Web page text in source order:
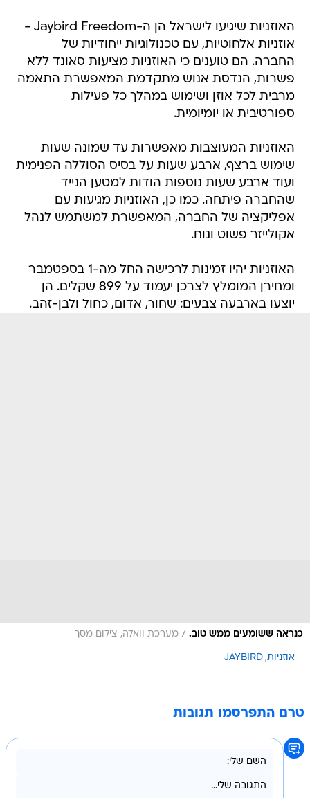
האוזניות שיגיעו לישראל הן ה-Jaybird Freedom -
אוזניות אלחוטיות, עם טכנולוגיות ייחודיות של
החברה. הם טוענים כי האוזניות מציעות סאונד ללא
פשרות, הנדסת אנוש מתקדמת המאפשרת התאמה
מרבית לכל אוזן ושימוש במהלך כל פעילות
ספורטיבית או יומיומית.
האוזניות המעוצבות מאפשרות עד שמונה שעות
שימוש ברצף, ארבע שעות על בסיס הסוללה הפנימית
ועוד ארבע שעות נוספות הודות למטען הנייד
שהחברה פיתחה. כמו כן, האוזניות מגיעות עם
אפליקציה של החברה, המאפשרת למשתמש לנהל
אקולייזר פשוט ונוח.
האוזניות יהיו זמינות לרכישה החל מה-1 בספטמבר
ומחירן המומלץ לצרכן יעמוד על 899 שקלים. הן
יוצעו בארבעה צבעים: שחור, אדום, כחול ולבן-זהב.
כנראה ששומעים ממש טוב. / מערכת וואלה, צילום מסך
אוזניות JAYBIRD
טרם התפרסמו תגובות